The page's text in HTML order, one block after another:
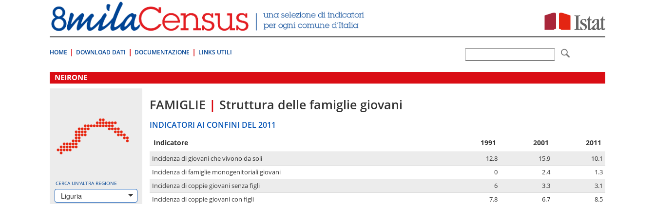
direttamente
a:
Contenuto
HOME DOWNLOAD DATI DOCUMENTAZIONE LINKS UTILI
.
NEIRONE
CERCA UN'ALTRA REGIONE
Liguria
FAMIGLIE | Struttura delle famiglie giovani
INDICATORI AI CONFINI DEL 2011
Indicatore 1991 2001 2011
Incidenza di giovani che vivono da soli 12.8 15.9
10.1
Incidenza di famiglie monogenitoriali giovani
0 2.4
1.3
Incidenza di coppie giovani senza figli
6 3.3
3.1
Incidenza di coppie giovani con figli
7.8 6.7 8.5